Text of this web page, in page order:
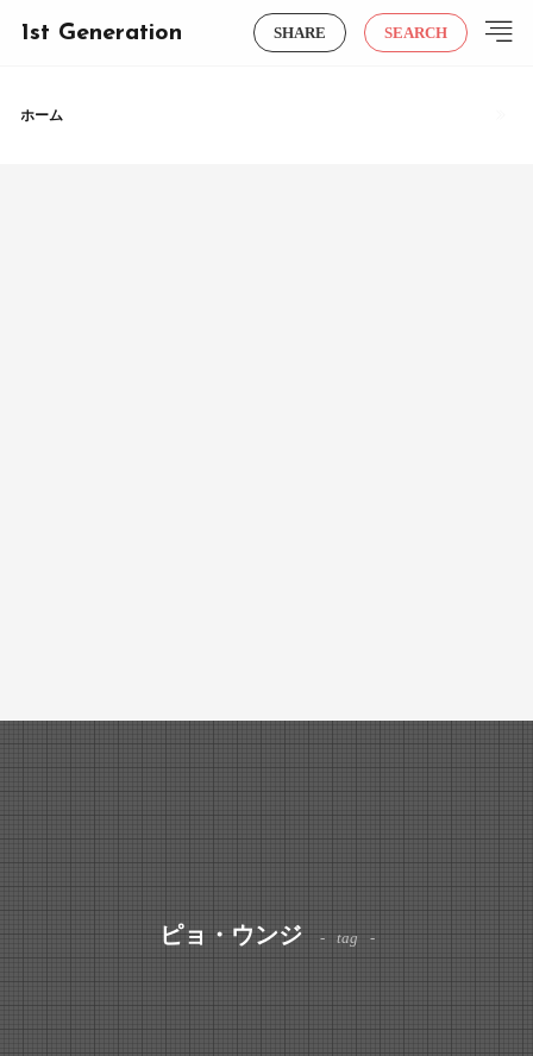
1st Generation SHARE SEARCH
ホーム
ピョ・ウンジ tag